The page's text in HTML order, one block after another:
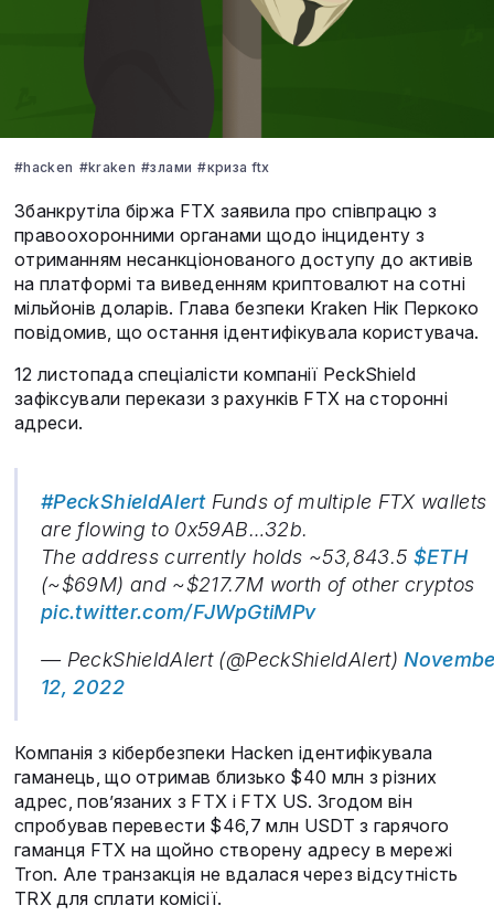
#hacken #kraken #злами #криза ftx
Збанкрутіла біржа FTX заявила про співпрацю з
правоохоронними органами щодо інциденту з
отриманням несанкціонованого доступу до активів
на платформі та виведенням криптовалют на сотні
мільйонів доларів. Глава безпеки Kraken Нік Перкоко
повідомив, що остання ідентифікувала користувача.
12 листопада спеціалісти компанії PeckShield
зафіксували перекази з рахунків FTX на сторонні
адреси.
#PeckShieldAlertFunds of multiple FTX wallets
are flowing to 0x59AB…32b.
The address currently holds ~53,843.5 $ETH
(~$69M) and ~$217.7M worth of other cryptos
pic.twitter.com/FJWpGtiMPv
— PeckShieldAlert (@PeckShieldAlert)
12, 2022
Компанія з кібербезпеки Hacken ідентифікувала
гаманець, що отримав близько $40 млн з різних
адрес, пов’язаних з FTX і FTX US. Згодом він
спробував перевести $46,7 млн USDT з гарячого
гаманця FTX на щойно створену адресу в мережі
Tron. Але транзакція не вдалася через відсутність
TRX для сплати комісії.